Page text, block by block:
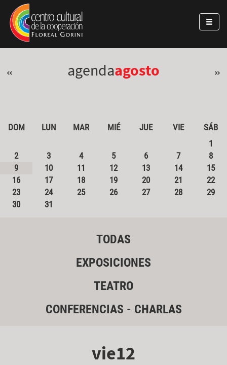
Pasar al contenido principal
Jump to main content
« agendaagosto »
DOM LUN MAR MIÉ JUE VIE
SÁB
1
2
3 4 5 6 7
8
9
10 11 12 13 14
15
16
17 18 19 20 21
22
23
24 25 26 27 28
29
30
31
TODAS
EXPOSICIONES
TEATRO
CONFERENCIAS - CHARLAS
vie12